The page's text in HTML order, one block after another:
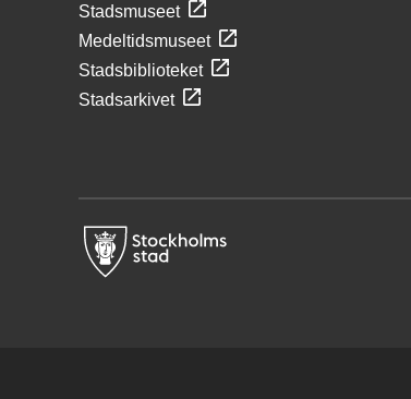
Stadsmuseet
Medeltidsmuseet
Stadsbiblioteket
Stadsarkivet